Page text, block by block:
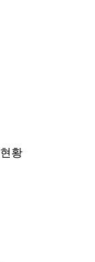
황